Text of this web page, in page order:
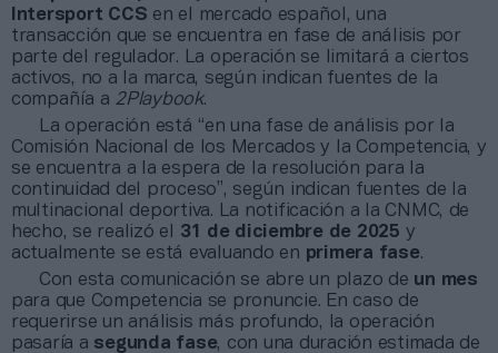
Intersport CCS en el mercado español, una
transacción que se encuentra en fase de análisis por
parte del regulador. La operación se limitará a ciertos
activos, no a la marca, según indican fuentes de la
compañía a 2Playbook.
La operación está “en una fase de análisis por la
Comisión Nacional de los Mercados y la Competencia, y
se encuentra a la espera de la resolución para la
continuidad del proceso”, según indican fuentes de la
multinacional deportiva. La notificación a la CNMC, de
hecho, se realizó el 31 de diciembre de 2025 y
actualmente se está evaluando en primera fase.
Con esta comunicación se abre un plazo de un mes
para que Competencia se pronuncie. En caso de
requerirse un análisis más profundo, la operación
pasaría a segunda fase, con una duración estimada de